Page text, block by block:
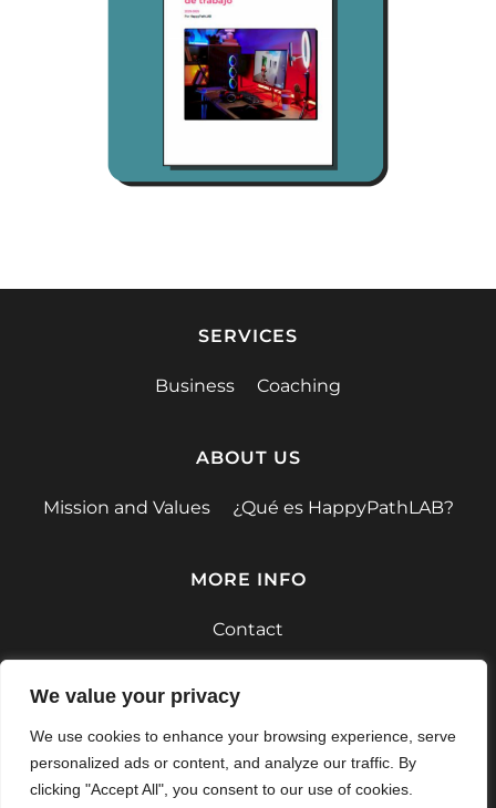
We value your privacy
We use cookies to enhance your browsing experience, serve
personalized ads or content, and analyze our traffic. By
clicking "Accept All", you consent to our use of cookies.
SERVICES
Business Coaching
ABOUT US
Mission and Values ¿Qué es HappyPathLAB?
MORE INFO
Contact